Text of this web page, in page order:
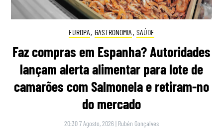
EUROPA, GASTRONOMIA , SAÚDE
Faz compras em Espanha? Autoridades
lançam alerta alimentar para lote de
camarões com Salmonela e retiram-no
do mercado
20:30 7 Agosto, 2026 | Rubén Gonçalves